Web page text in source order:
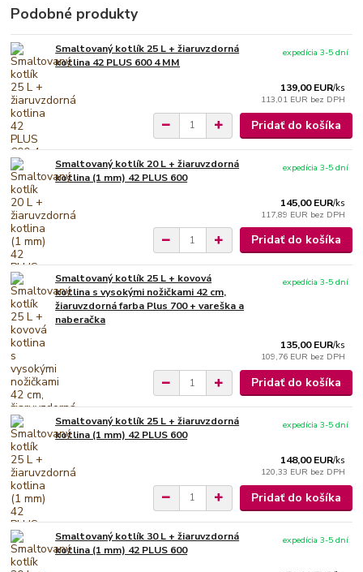
Podobné produkty
Smaltovaný kotlík 25 L + žiaruvzdorná
kotlina 42 PLUS 600 4 MM
139,00 EUR/ks
113,01 EUR bez DPH
expedícia 3-5 dní
Pridať do košíka
Smaltovaný kotlík 20 L + žiaruvzdorná
kotlina (1 mm) 42 PLUS 600
145,00 EUR/ks
117,89 EUR bez DPH
expedícia 3-5 dní
Pridať do košíka
Smaltovaný kotlík 25 L + kovová
kotlina s vysokými nožičkami 42 cm,
žiaruvzdorná farba Plus 700 + vareška a
naberačka
135,00 EUR/ks
109,76 EUR bez DPH
expedícia 3-5 dní
Pridať do košíka
Smaltovaný kotlík 25 L + žiaruvzdorná
kotlina (1 mm) 42 PLUS 600
148,00 EUR/ks
120,33 EUR bez DPH
expedícia 3-5 dní
Pridať do košíka
Smaltovaný kotlík 30 L + žiaruvzdorná
kotlina (1 mm) 42 PLUS 600
expedícia 3-5 dní